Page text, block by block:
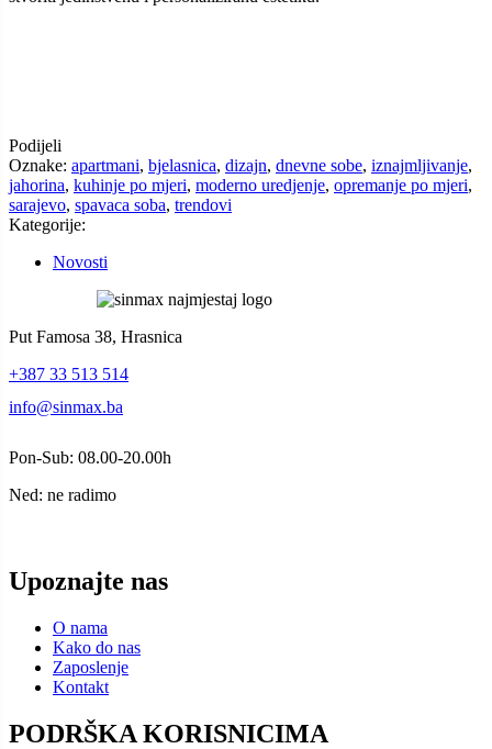
Podijeli
Oznake: apartmani, bjelasnica, dizajn, dnevne sobe, iznajmljivanje,
jahorina, kuhinje po mjeri, moderno uredjenje, opremanje po mjeri,
sarajevo, spavaca soba, trendovi
Kategorije:
Novosti
Put Famosa 38, Hrasnica
+387 33 513 514
info@sinmax.ba
Pon-Sub: 08.00-20.00h
Ned: ne radimo
Upoznajte nas
O nama
Kako do nas
Zaposlenje
Kontakt
PODRŠKA KORISNICIMA